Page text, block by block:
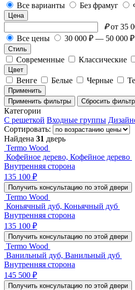
Все варианты Без фрамуг
Цена
₽ от 35
Все цены
30 000 ₽ — 50 000 ₽
Стиль
Современные Классические
Цвет
Венге Белые Черные
Применить
Применить фильтры
Сбросить
Категории
С решеткой Входные группы
Сортировать:
Найдена 31 дверь
Termo Wood
Кофейное дерево, Кофейное дерево
Внутренняя сторона
135 100 ₽
Получить консультацию по этой двери
Termo Wood
Коньячный дуб, Коньячный дуб
Внутренняя сторона
135 100 ₽
Получить консультацию по этой двери
Termo Wood
Ванильный дуб, Ванильный дуб
Внутренняя сторона
145 500 ₽
Получить консультацию по этой двери